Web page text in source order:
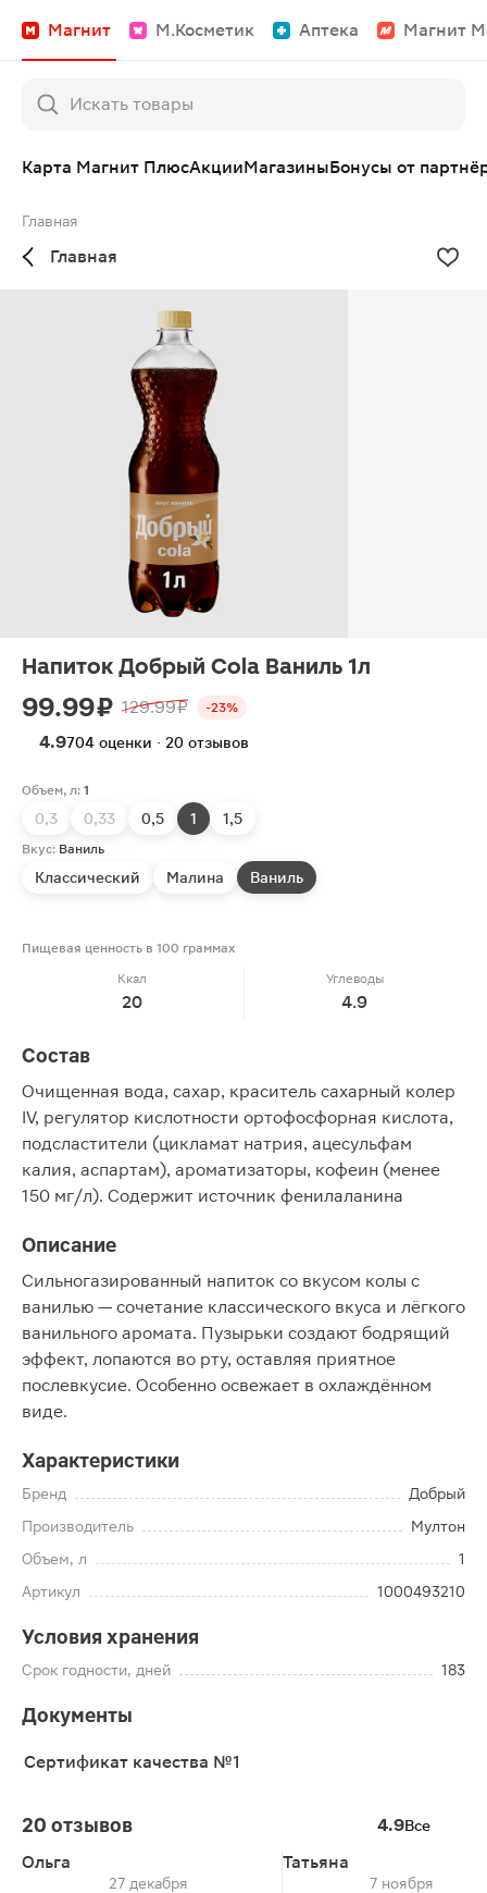
Магнит М.Косметик Аптека Магнит
Карта Магнит ПлюсАкцииМагазиныБонусы от
Главная
Главная
Напиток Добрый Cola Ваниль 1л
99.99 ₽ 129.99 ₽ -23%
4.9704 оценки · 20 отзывов
Объем, л: 1
0,3 0,33 0,5 1 1,5
Вкус: Ваниль
Классический Малина Ваниль
Пищевая ценность в 100 граммах
Ккал
20
Углеводы
4.9
Состав
Очищенная вода, сахар, краситель сахарный колер
IV, регулятор кислотности ортофосфорная кислота,
подсластители (цикламат натрия, ацесульфам
калия, аспартам), ароматизаторы, кофеин (менее
150 мг/л). Содержит источник фенилаланина
Описание
Сильногазированный напиток со вкусом колы с
ванилью — сочетание классического вкуса и лёгкого
ванильного аромата. Пузырьки создают бодрящий
эффект, лопаются во рту, оставляя приятное
послевкусие. Особенно освежает в охлаждённом
виде.
Характеристики
Бренд
Добрый
Производитель
Мултон
Объем, л
1
Артикул
1000493210
Условия хранения
Срок годности, дней 183
Документы
Сертификат качества №1
20 отзывов 4.9Все
Ольга
27 декабря
Татьяна
7 ноября